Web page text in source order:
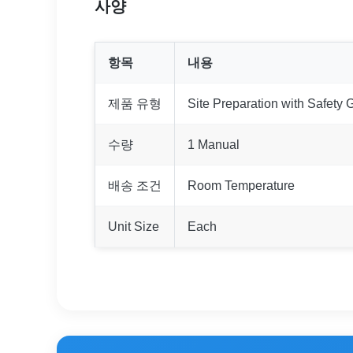
사양
항목 내용
제품 유형 Site Preparation with Safety
수량 1 Manual
배송 조건 Room Temperature
Unit Size Each